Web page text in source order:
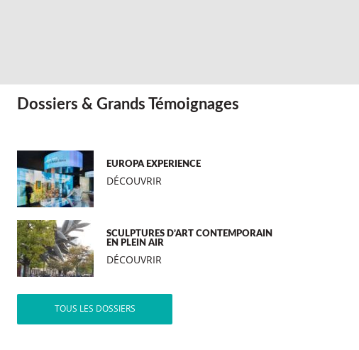
Dossiers & Grands Témoignages
EUROPA EXPERIENCE
DÉCOUVRIR
SCULPTURES D’ART CONTEMPORAIN
EN PLEIN AIR
DÉCOUVRIR
TOUS LES DOSSIERS